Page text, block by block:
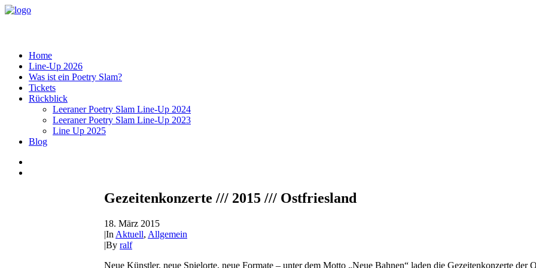
Home
Line-Up 2026
Was ist ein Poetry Slam?
Tickets
Rückblick
Leeraner Poetry Slam Line-Up 2024
Leeraner Poetry Slam Line-Up 2023
Line Up 2025
Blog
Gezeitenkonzerte /// 2015 /// Ostfriesland
18. März 2015
|In Aktuell, Allgemein
|By ralf
Neue Künstler, neue Spielorte, neue Formate – unter dem Motto „Neue Bahnen“ laden die Gezeitenkonzerte der